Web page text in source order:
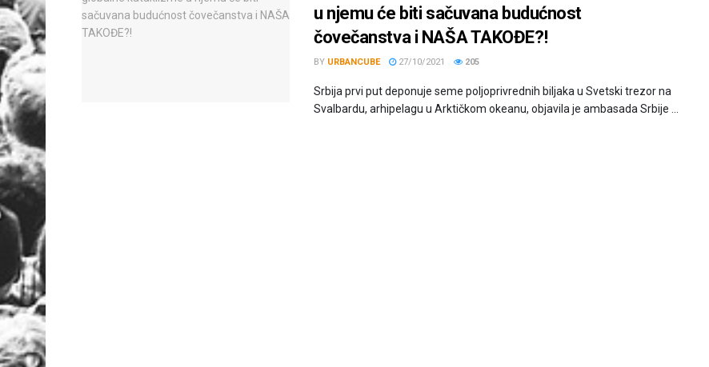
u njemu će biti sačuvana budućnost
čovečanstva i NAŠA TAKOĐE?!
BY URBANCUBE 27/10/2021 205
Srbija prvi put deponuje seme poljoprivrednih biljaka u Svetski trezor na
Svalbardu, arhipelagu u Arktičkom okeanu, objavila je ambasada Srbije ...